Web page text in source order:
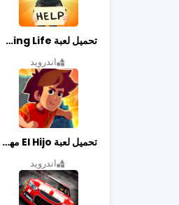
تحميل لعبة Begging Life مهكرة أخر إصدار
اندرويد
تحميل لعبة El Hijo مهكرة أخر إصدار
اندرويد